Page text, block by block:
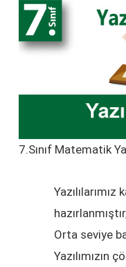
7.Sınıf Matematik
Yazılılarımız
Orta seviye
Yazılımızın